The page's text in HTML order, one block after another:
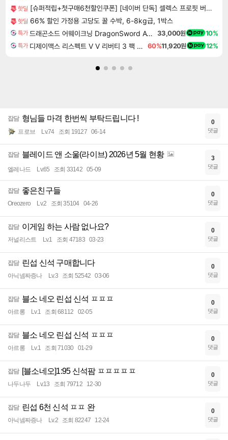
핫딜 [슈퍼적립+첫구매6천할인쿠폰] [네이버 단독] 셀렉스 프로핏 버라이어티팩(총 8입)
핫딜 66% 할인 가정용 고당도 꿀 수박, 6-8kg급, 1박스
특가 드래곤소드 어웨이크닝 DragonSword Awakening 33,000원 10%
특가 디제이맥스 리스펙트 V V 리버티 3 팩 DJMAX RESPECT V V Liberty 3 Pack DLC 60%11,920원 12%
잡담 형님들 마격 한번씩 부탁드립니다 !
프로브 Lv.74 조회 19127 06-14
0
댓글
잡담 블레이드 앤 소울(라이브) 2026년 5월 현황
엘레나드 Lv.65 조회 33142 05-09
3
댓글
잡담 좋은친구들
Oreozero Lv.2 조회 35104 04-26
0
댓글
잡담 이게임 하는 사람 없나요?
저널리스트 Lv.1 조회 47183 03-23
0
댓글
잡담 린섭 신석 구매합니다
아닉넴짜증나 Lv.3 조회 52542 03-06
0
댓글
잡담 블소 네오 린섭 신석 ㅍㅍㅍ
아르롱 Lv.1 조회 68112 02-05
0
댓글
잡담 블소 네오 린섭 신석 ㅍㅍㅍ
아르롱 Lv.1 조회 71030 01-29
0
댓글
잡담 [블소네오]1:95 신석팜 ㅍㅍㅍㅍㅍ
나두나두 Lv.13 조회 79712 12-30
0
댓글
잡담 린섭 6천 신석 ㅍㅍ 완
아닉넴짜증나 Lv.2 조회 82247 12-24
0
댓글